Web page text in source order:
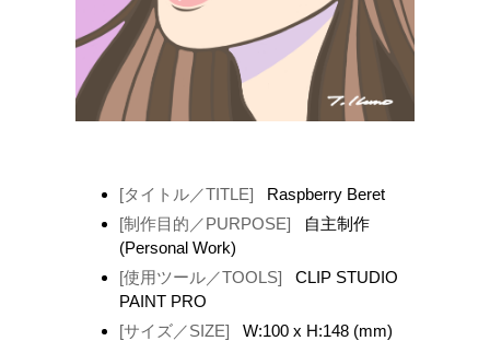
[タイトル／TITLE]
Raspberry Beret
[制作目的／PURPOSE]
自主制作
(Personal Work)
[使用ツール／TOOLS]
CLIP STUDIO
PAINT PRO
[サイズ／SIZE]
W:100 x H:148 (mm)